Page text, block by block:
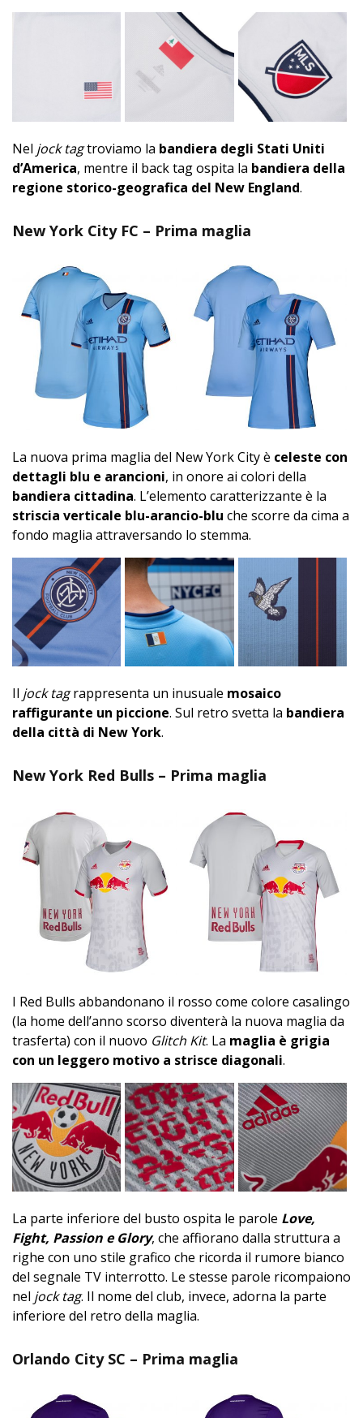
Nel jock tagtroviamo la bandiera degli Stati Uniti
d’America, mentre il back tag ospita la bandiera della
regione storico-geografica del New England.
New York City FC – Prima maglia
La nuova prima maglia del New York City è celeste con
dettagli blu e arancioni, in onore ai colori della
bandiera cittadina. L’elemento caratterizzante è la
striscia verticale blu-arancio-blu che scorre da cima a
fondo maglia attraversando lo stemma.
Il jock tagrappresenta un inusuale mosaico
raffigurante un piccione. Sul retro svetta la bandiera
della città di New York.
New York Red Bulls – Prima maglia
I Red Bulls abbandonano il rosso come colore casalingo
(la home dell’anno scorso diventerà la nuova maglia da
trasferta) con il nuovo Glitch Kit. La maglia è grigia
con un leggero motivo a strisce diagonali.
La parte inferiore del busto ospita le parole Love,
Fight, Passion e Glory, che affiorano dalla struttura a
righe con uno stile grafico che ricorda il rumore bianco
del segnale TV interrotto. Le stesse parole ricompaiono
nel jock tag. Il nome del club, invece, adorna la parte
inferiore del retro della maglia.
Orlando City SC – Prima maglia